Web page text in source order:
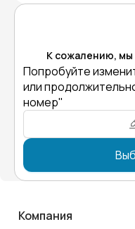
К сожалению, мы
Попробуйте
или
номер"
Компания